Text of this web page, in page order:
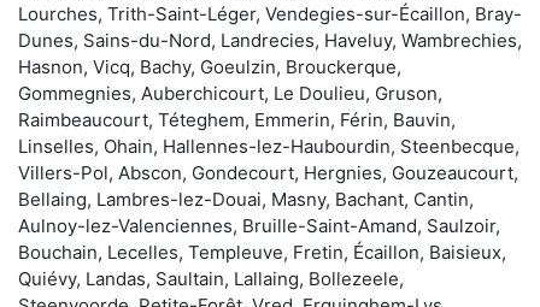
Lourches, Trith-Saint-Léger, Vendegies-sur-Écaillon, Bray-
Dunes, Sains-du-Nord, Landrecies, Haveluy, Wambrechies,
Hasnon, Vicq, Bachy, Goeulzin, Brouckerque,
Gommegnies, Auberchicourt, Le Doulieu, Gruson,
Raimbeaucourt, Téteghem, Emmerin, Férin, Bauvin,
Linselles, Ohain, Hallennes-lez-Haubourdin, Steenbecque,
Villers-Pol, Abscon, Gondecourt, Hergnies, Gouzeaucourt,
Bellaing, Lambres-lez-Douai, Masny, Bachant, Cantin,
Aulnoy-lez-Valenciennes, Bruille-Saint-Amand, Saulzoir,
Bouchain, Lecelles, Templeuve, Fretin, Écaillon, Baisieux,
Quiévy, Landas, Saultain, Lallaing, Bollezeele,